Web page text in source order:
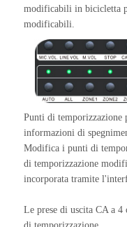
modificabili in bicicletta
modificabili.
Punti di temporizzazione
informazioni di
Modifica i punti di
di temporizzazione
incorporata tramite
Le prese di uscita CA a 4